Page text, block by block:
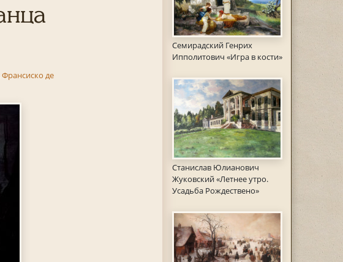
Семирадский Генрих
Ипполитович «Игра в кости»
Станислав Юлианович
Жуковский «Летнее утро.
Усадьба Рождествено»
Франсиско де